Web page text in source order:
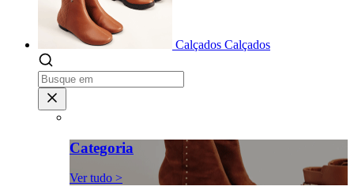
Calçados Calçados
Categoria
Ver tudo >